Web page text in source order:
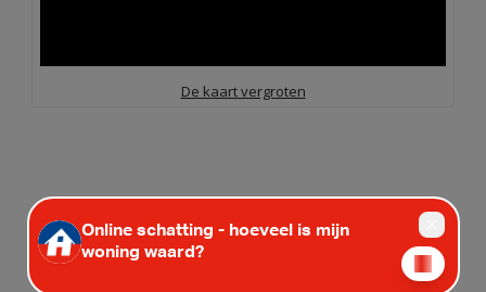
De kaart vergroten